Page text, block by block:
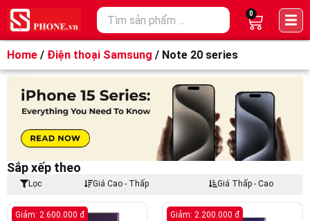
0
Home / Điện thoại Samsung / Note 20 series
Sắp xếp theo
Lọc Giá Cao - Thấp Giá Thấp - Cao
Giảm: 2.600.000 đ Giảm: 2.200.000 đ